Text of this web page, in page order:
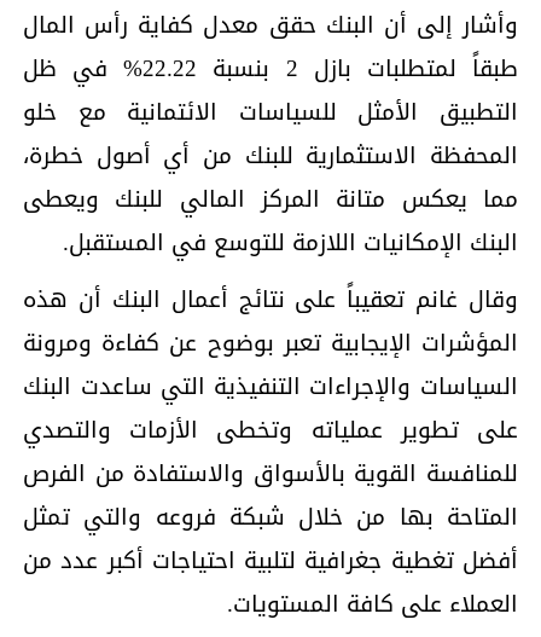
وأشار إلى أن البنك حقق معدل كفاية رأس المال
طبقاً لمتطلبات بازل 2 بنسبة 22.22% في ظل
التطبيق الأمثل للسياسات الائتمانية مع خلو
المحفظة الاستثمارية للبنك من أي أصول خطرة،
مما يعكس متانة المركز المالي للبنك ويعطى
البنك الإمكانيات اللازمة للتوسع في المستقبل.
وقال غانم تعقيباً على نتائج أعمال البنك أن هذه
المؤشرات الإيجابية تعبر بوضوح عن كفاءة ومرونة
السياسات والإجراءات التنفيذية التي ساعدت البنك
على تطوير عملياته وتخطى الأزمات والتصدي
للمنافسة القوية بالأسواق والاستفادة من الفرص
المتاحة بها من خلال شبكة فروعه والتي تمثل
أفضل تغطية جغرافية لتلبية احتياجات أكبر عدد من
العملاء على كافة المستويات.